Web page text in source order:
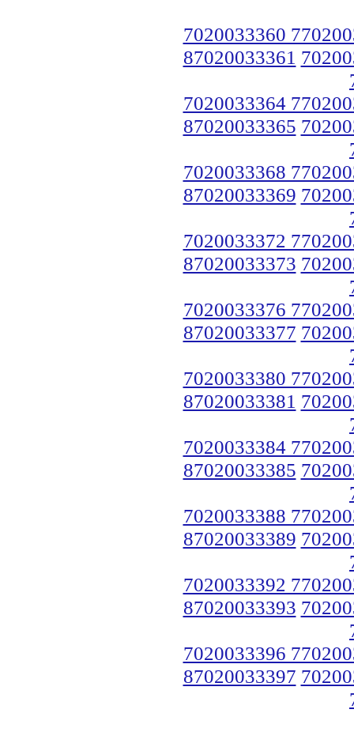
7020033360
87020033361
7020033364
87020033365
7020033368
87020033369
7020033372
87020033373
7020033376
87020033377
7020033380
87020033381
7020033384
87020033385
7020033388
87020033389
7020033392
87020033393
7020033396
87020033397